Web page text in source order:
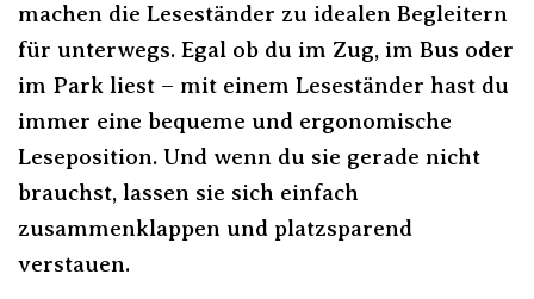
machen die Leseständer zu idealen Begleitern
für unterwegs. Egal ob du im Zug, im Bus oder
im Park liest – mit einem Leseständer hast du
immer eine bequeme und ergonomische
Leseposition. Und wenn du sie gerade nicht
brauchst, lassen sie sich einfach
zusammenklappen und platzsparend
verstauen.